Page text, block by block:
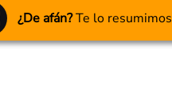
¿De afán?Te lo resumimos